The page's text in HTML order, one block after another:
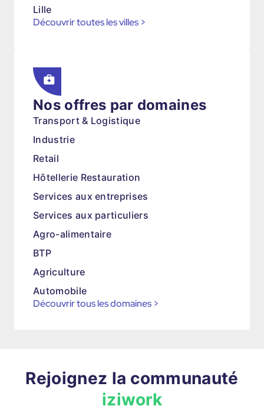
Lille
Découvrir toutes les villes >
Nos offres par domaines
Transport & Logistique
Industrie
Retail
Hôtellerie Restauration
Services aux entreprises
Services aux particuliers
Agro-alimentaire
BTP
Agriculture
Automobile
Découvrir tous les domaines >
Rejoignez la communauté
iziwork